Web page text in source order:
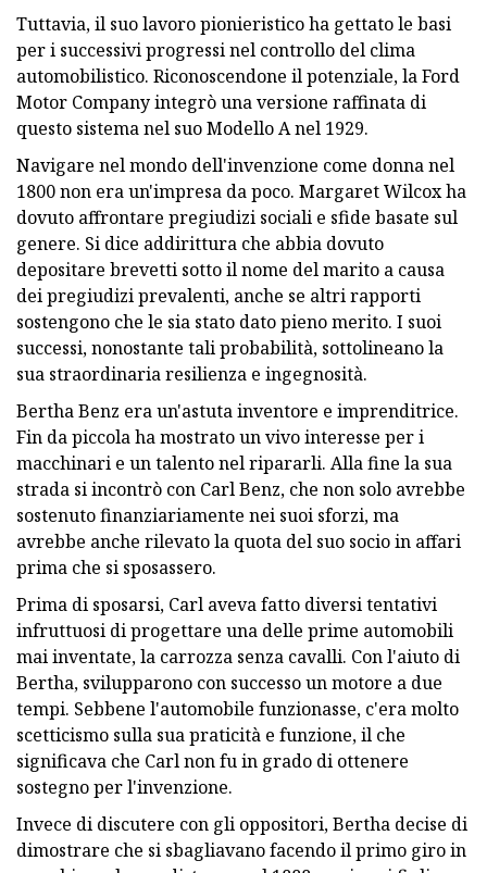
Tuttavia, il suo lavoro pionieristico ha gettato le basi
per i successivi progressi nel controllo del clima
automobilistico. Riconoscendone il potenziale, la Ford
Motor Company integrò una versione raffinata di
questo sistema nel suo Modello A nel 1929.
Navigare nel mondo dell'invenzione come donna nel
1800 non era un'impresa da poco. Margaret Wilcox ha
dovuto affrontare pregiudizi sociali e sfide basate sul
genere. Si dice addirittura che abbia dovuto
depositare brevetti sotto il nome del marito a causa
dei pregiudizi prevalenti, anche se altri rapporti
sostengono che le sia stato dato pieno merito. I suoi
successi, nonostante tali probabilità, sottolineano la
sua straordinaria resilienza e ingegnosità.
Bertha Benz era un'astuta inventore e imprenditrice.
Fin da piccola ha mostrato un vivo interesse per i
macchinari e un talento nel ripararli. Alla fine la sua
strada si incontrò con Carl Benz, che non solo avrebbe
sostenuto finanziariamente nei suoi sforzi, ma
avrebbe anche rilevato la quota del suo socio in affari
prima che si sposassero.
Prima di sposarsi, Carl aveva fatto diversi tentativi
infruttuosi di progettare una delle prime automobili
mai inventate, la carrozza senza cavalli. Con l'aiuto di
Bertha, svilupparono con successo un motore a due
tempi. Sebbene l'automobile funzionasse, c'era molto
scetticismo sulla sua praticità e funzione, il che
significava che Carl non fu in grado di ottenere
sostegno per l'invenzione.
Invece di discutere con gli oppositori, Bertha decise di
dimostrare che si sbagliavano facendo il primo giro in